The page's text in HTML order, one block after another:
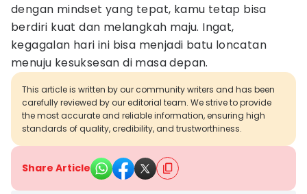
dengan mindset yang tepat, kamu tetap bisa
berdiri kuat dan melangkah maju. Ingat,
kegagalan hari ini bisa menjadi batu loncatan
menuju kesuksesan di masa depan.
This article is written by our community writers and has been
carefully reviewed by our editorial team. We strive to provide
the most accurate and reliable information, ensuring high
standards of quality, credibility, and trustworthiness.
Share Article